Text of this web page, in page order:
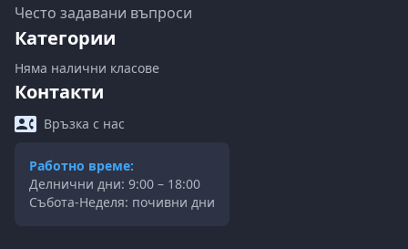
Често задавани въпроси
Категории
Няма налични класове
Контакти
Връзка с нас
Работно време:
Делнични дни: 9:00 – 18:00
Събота-Неделя: почивни дни